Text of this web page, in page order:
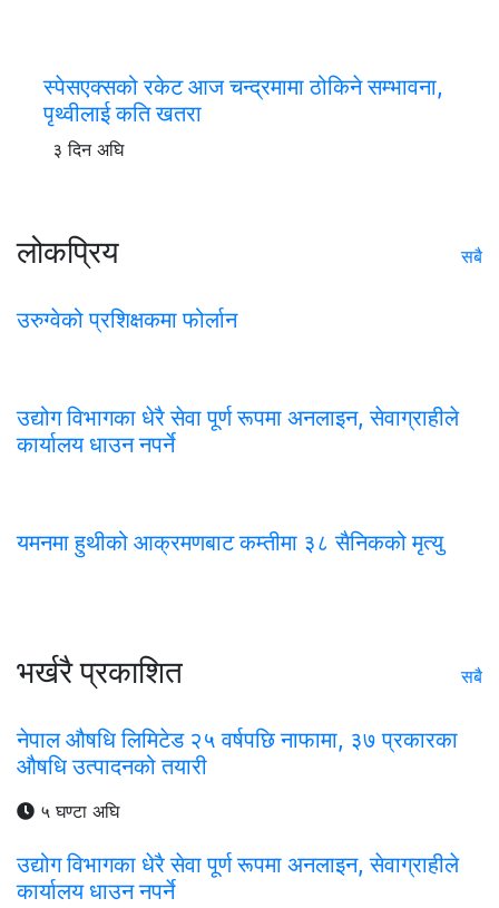
स्पेसएक्सको रकेट आज चन्द्रमामा ठोकिने सम्भावना,
पृथ्वीलाई कति खतरा
३ दिन अघि
लोकप्रिय सबै
उरुग्वेको प्रशिक्षकमा फोर्लान
उद्योग विभागका धेरै सेवा पूर्ण रूपमा अनलाइन, सेवाग्राहीले
कार्यालय धाउन नपर्ने
यमनमा हुथीको आक्रमणबाट कम्तीमा ३८ सैनिकको मृत्यु
भर्खरै प्रकाशित सबै
नेपाल औषधि लिमिटेड २५ वर्षपछि नाफामा, ३७ प्रकारका
औषधि उत्पादनको तयारी
५ घण्टा अघि
उद्योग विभागका धेरै सेवा पूर्ण रूपमा अनलाइन, सेवाग्राहीले
कार्यालय धाउन नपर्ने